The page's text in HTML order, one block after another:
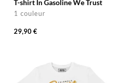
T-shirt In Gasoline We Trust
1 couleur
29,90 €